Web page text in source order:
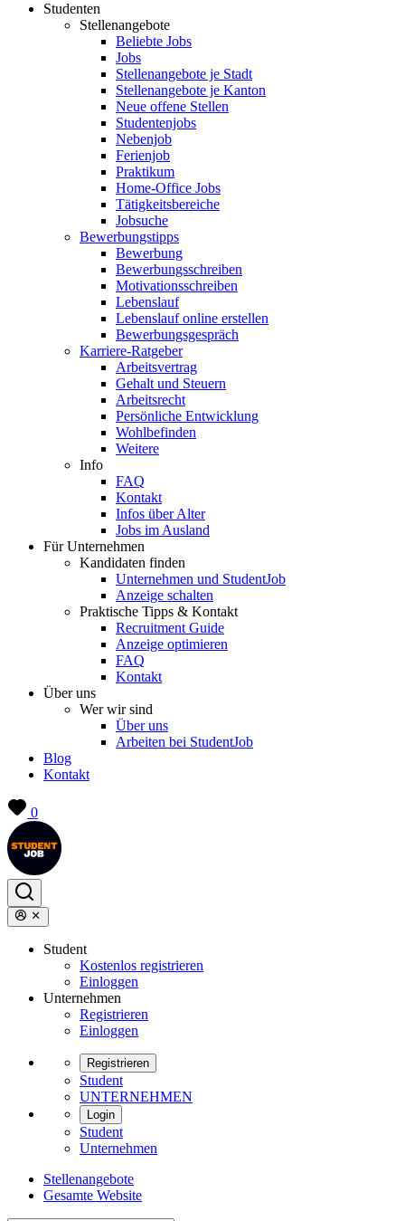
Studenten
Stellenangebote
Beliebte Jobs
Jobs
Stellenangebote je Stadt
Stellenangebote je Kanton
Neue offene Stellen
Studentenjobs
Nebenjob
Ferienjob
Praktikum
Home-Office Jobs
Tätigkeitsbereiche
Jobsuche
Bewerbungstipps
Bewerbung
Bewerbungsschreiben
Motivationsschreiben
Lebenslauf
Lebenslauf online erstellen
Bewerbungsgespräch
Karriere-Ratgeber
Arbeitsvertrag
Gehalt und Steuern
Arbeitsrecht
Persönliche Entwicklung
Wohlbefinden
Weitere
Info
FAQ
Kontakt
Infos über Alter
Jobs im Ausland
Für Unternehmen
Kandidaten finden
Unternehmen und StudentJob
Anzeige schalten
Praktische Tipps & Kontakt
Recruitment Guide
Anzeige optimieren
FAQ
Kontakt
Über uns
Wer wir sind
Über uns
Arbeiten bei StudentJob
Blog
Kontakt
0
Student
Kostenlos registrieren
Einloggen
Unternehmen
Registrieren
Einloggen
Registrieren
Student
UNTERNEHMEN
Login
Student
Unternehmen
Stellenangebote
Gesamte Website